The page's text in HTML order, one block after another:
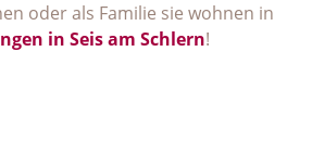
oder als Familie sie wohnen in
in Seis am Schlern!